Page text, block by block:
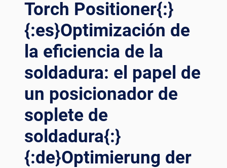
Torch Positioner{:}
{:es}Optimización de
la eficiencia de la
soldadura: el papel de
un posicionador de
soplete de
soldadura{:}
{:de}Optimierung der